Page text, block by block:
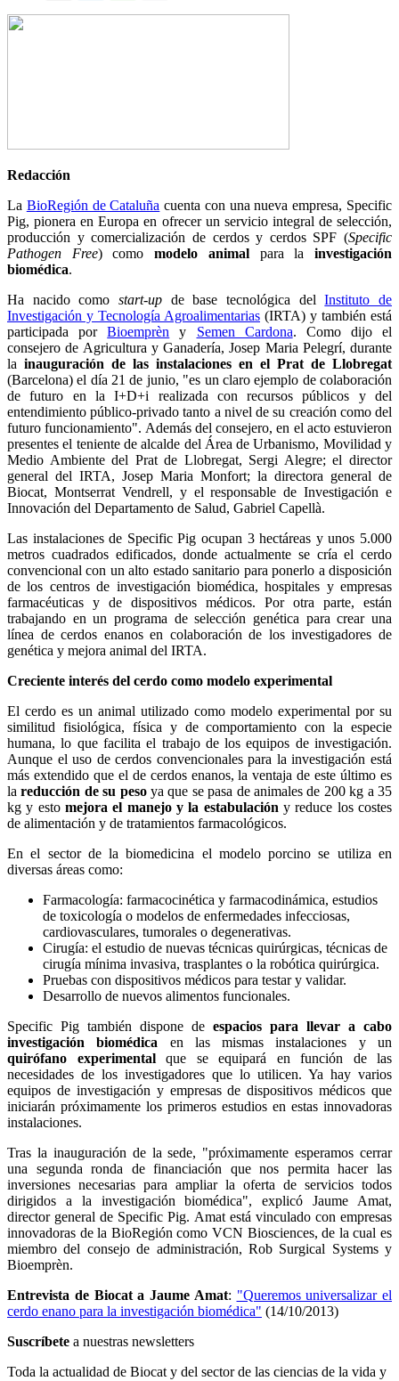
Redacción
La BioRegión de Cataluña cuenta con una nueva empresa, Specific
Pig, pionera en Europa en ofrecer un servicio integral de selección,
producción y comercialización de cerdos y cerdos SPF (Specific
Pathogen Free) comomodelo animalpara lainvestigación
biomédica.
Ha nacido como start-up de base tecnológica delInstituto de
Investigación y Tecnología Agroalimentarias (IRTA) y también está
participada porBioemprèn y Semen Cardona. Como dijo el
consejero de Agricultura y Ganadería, Josep Maria Pelegrí, durante
la inauguración de las instalaciones en el Prat de Llobregat
(Barcelona) el día 21 de junio, "es un claro ejemplo de colaboración
de futuro en la I+D+i realizada con recursos públicos y del
entendimiento público-privado tanto a nivel de su creación como del
futuro funcionamiento". Además del consejero, en el acto estuvieron
presentes el teniente de alcalde del Área de Urbanismo, Movilidad y
Medio Ambiente del Prat de Llobregat, Sergi Alegre; el director
general del IRTA, Josep Maria Monfort; la directora general de
Biocat, Montserrat Vendrell, y el responsable de Investigación e
Innovación del Departamento de Salud, Gabriel Capellà.
Las instalaciones de Specific Pig ocupan 3 hectáreas y unos 5.000
metros cuadrados edificados, donde actualmente se cría el cerdo
convencional con un alto estado sanitario para ponerlo a disposición
de los centros de investigación biomédica, hospitales y empresas
farmacéuticas y de dispositivos médicos. Por otra parte, están
trabajando en un programa de selección genética para crear una
línea de cerdos enanos en colaboración de los investigadores de
genética y mejora animal del IRTA.
Creciente interés del cerdo como modelo experimental
El cerdo es un animal utilizado como modelo experimental por su
similitud fisiológica, física y de comportamiento con la especie
humana, lo que facilita el trabajo de los equipos de investigación.
Aunque el uso de cerdos convencionales para la investigación está
más extendido que el de cerdos enanos, la ventaja de este último es
lareducción de su pesoya que se pasa de animales de 200 kg a 35
kg y esto mejora el manejo y la estabulacióny reduce los costes
de alimentación y de tratamientos farmacológicos.
En el sector de la biomedicina el modelo porcino se utiliza en
diversas áreas como:
Farmacología: farmacocinética y farmacodinámica, estudios
de toxicología o modelos de enfermedades infecciosas,
cardiovasculares, tumorales o degenerativas.
Cirugía: el estudio de nuevas técnicas quirúrgicas, técnicas de
cirugía mínima invasiva, trasplantes o la robótica quirúrgica.
Pruebas con dispositivos médicos para testar y validar.
Desarrollo de nuevos alimentos funcionales.
Specific Pig también dispone de espacios para llevar a cabo
investigación biomédica en las mismas instalaciones y un
quirófano experimental que se equipará en función de las
necesidades de los investigadores que lo utilicen. Ya hay varios
equipos de investigación y empresas de dispositivos médicos que
iniciarán próximamente los primeros estudios en estas innovadoras
instalaciones.
Tras la inauguración de la sede, "próximamente esperamos cerrar
una segunda ronda de financiación que nos permita hacer las
inversiones necesarias para ampliar la oferta de servicios todos
dirigidos a la investigación biomédica", explicó Jaume Amat,
director general de Specific Pig. Amat está vinculado con empresas
innovadoras de la BioRegión como VCN Biosciences, de la cual es
miembro del consejo de administración, Rob Surgical Systems y
Bioemprèn.
Entrevista de Biocat a Jaume Amat: "Queremos universalizar el
cerdo enano para la investigación biomédica" (14/10/2013)
Suscríbete a nuestras newsletters
Toda la actualidad de Biocat y del sector de las ciencias de la vida y